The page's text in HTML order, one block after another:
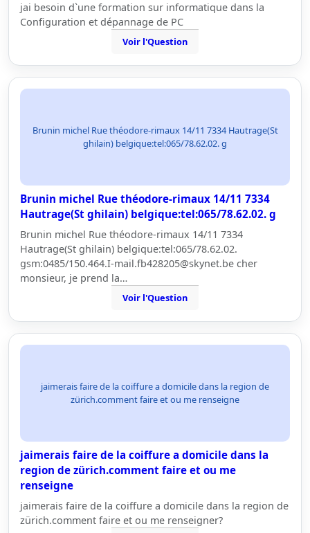
jai besoin d`une formation sur informatique dans la
Configuration et dépannage de PC
Voir l'Question
Brunin michel Rue théodore-rimaux 14/11 7334 Hautrage(St
ghilain) belgique:tel:065/78.62.02. g
Brunin michel Rue théodore-rimaux 14/11 7334
Hautrage(St ghilain) belgique:tel:065/78.62.02. g
Brunin michel Rue théodore-rimaux 14/11 7334
Hautrage(St ghilain) belgique:tel:065/78.62.02.
gsm:0485/150.464.I-mail.fb428205@skynet.be cher
monsieur, je prend la…
Voir l'Question
jaimerais faire de la coiffure a domicile dans la region de
zürich.comment faire et ou me renseigne
jaimerais faire de la coiffure a domicile dans la
region de zürich.comment faire et ou me
renseigne
jaimerais faire de la coiffure a domicile dans la region de
zürich.comment faire et ou me renseigner?